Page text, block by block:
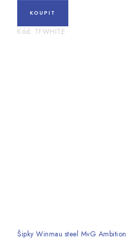
Kód: TFWHITE
Šipky Winmau steel MvG Ambition